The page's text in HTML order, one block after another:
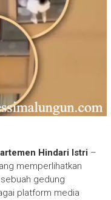
Hindari Istri –
memperlihatkan
gedung
platform media